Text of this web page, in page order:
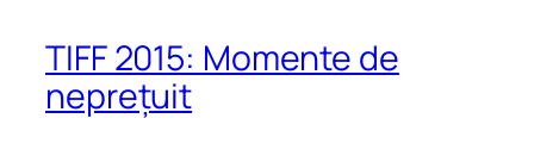
TIFF 2015: Momente de
neprețuit